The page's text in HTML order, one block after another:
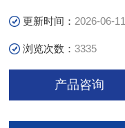
更新时间： 2026-06-11
浏览次数：3335
产品咨询